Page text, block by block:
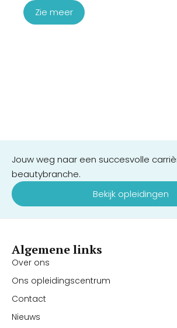
Zie meer
Jouw weg naar een succesvolle
beautybranche.
Bekijk opleidingen
Algemene links
Over ons
Ons opleidingscentrum
Contact
Nieuws